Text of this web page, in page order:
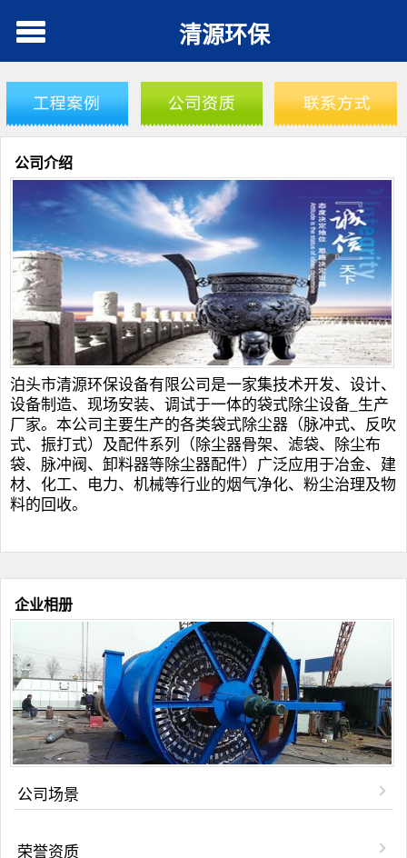
清源环保
公司介绍
泊头市清源环保设备有限公司是一家集技术开发、设计、
设备制造、现场安装、调试于一体的袋式除尘设备 _生产
厂家。本公司主要生产的各类袋式除尘器 （脉冲式、反吹
式、振打式）及配件系列（ 除尘器骨架、滤袋、
除尘布
袋、脉冲阀、卸料器等除尘器配件）广泛应用于冶金、建
材、化工、电力、机械等行业的烟气净化、粉尘治理及物
料的回收。
企业相册
公司场景
荣誉资质